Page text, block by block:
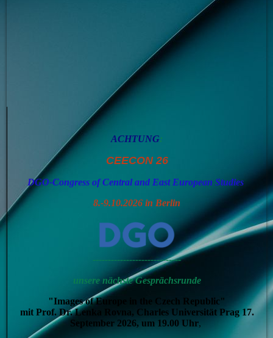
ACHTUNG:
CEECON 26
DGO-Congress of Central and East European Studies
8.-9.10.2026 in Berlin
-----------------------------
unsere nächste Gesprächsrunde
"Images of Europe in the Czech Republic"
mit Prof. Dr. Lenka Rovna, Charles Universität Prag 17.
September 2026, um 19.00 Uhr,